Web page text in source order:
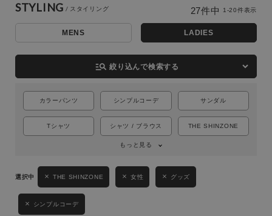
詳細検索
STYLING
MENS LADIES
manage_search 絞り込んで検索する
カラーパンツ シンプルコーデ サンダル
Tシャツ シャツ / ブラウス THE SHINZONE
もっと見る
THE SHINZONE 女性 グッズ
シンプルコーデ
27件中 1-20件表示